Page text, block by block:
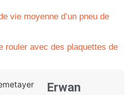
vie moyenne d’un pneu de
rouler avec des plaquettes de
Erwan